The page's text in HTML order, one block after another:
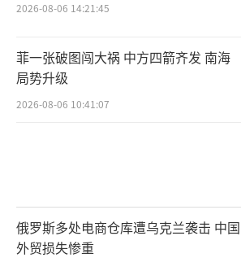
2026-08-06 14:21:45
菲一张破图闯大祸 中方四箭齐发 南海
局势升级
2026-08-06 10:41:07
俄罗斯多处电商仓库遭乌克兰袭击 中国
外贸损失惨重